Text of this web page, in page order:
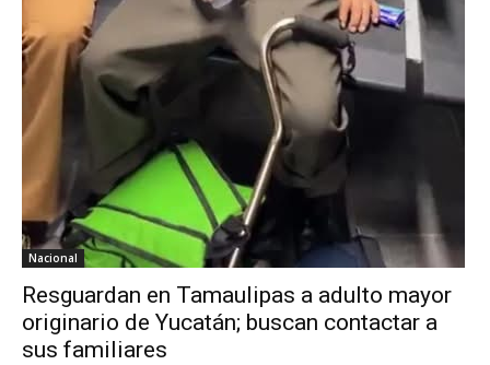
Nacional
Resguardan en Tamaulipas a adulto mayor
originario de Yucatán; buscan contactar a
sus familiares